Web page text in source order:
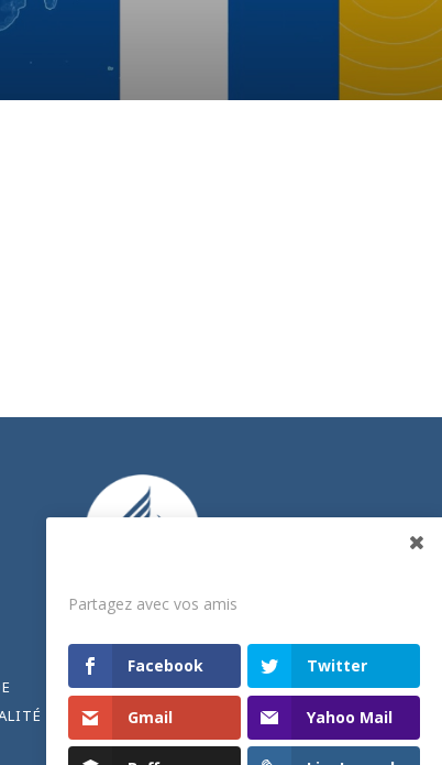
Partagez avec vos amis
Facebook Twitter
Gmail Yahoo Mail